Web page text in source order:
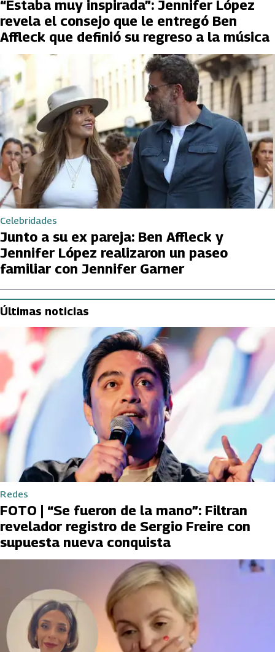
“Estaba muy inspirada”: Jennifer López
revela el consejo que le entregó Ben
Affleck que definió su regreso a la música
Celebridades
Junto a su ex pareja: Ben Affleck y
Jennifer López realizaron un paseo
familiar con Jennifer Garner
Últimas noticias
Redes
FOTO | “Se fueron de la mano”: Filtran
revelador registro de Sergio Freire con
supuesta nueva conquista